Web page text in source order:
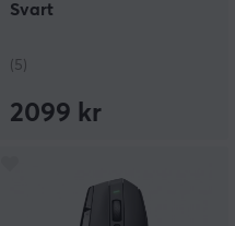
Svart
(5)
2099 kr